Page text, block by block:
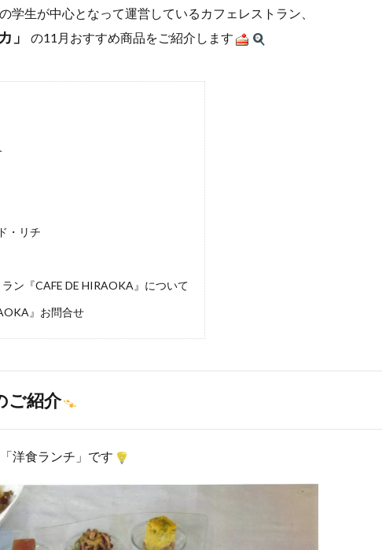
学生が中心となって運営しているカフェレストラン、
」 の11月おすすめ商品をご紹介します
・リチ
ン『CAFE DE HIRAOKA』について
』お問合せ
ご紹介
洋食ランチ」です